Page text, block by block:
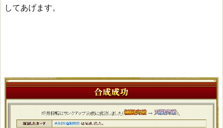
してあげます。